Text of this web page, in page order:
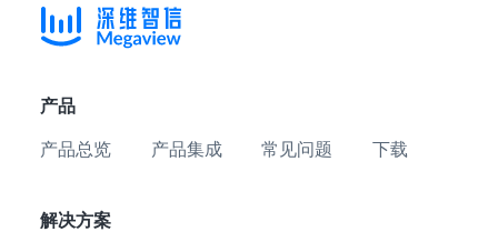
产品
产品总览 产品集成 常见问题 下载
解决方案